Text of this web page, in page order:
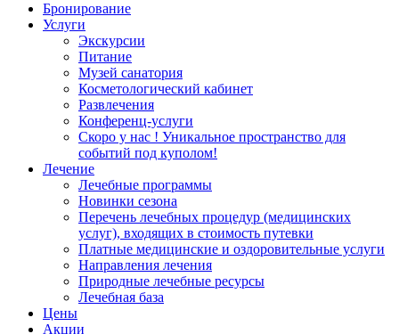
Бронирование
Услуги
Экскурсии
Питание
Музей санатория
Косметологический кабинет
Развлечения
Конференц-услуги
Скоро у нас ! Уникальное пространство для
событий под куполом!
Лечение
Лечебные программы
Новинки сезона
Перечень лечебных процедур (медицинских
услуг), входящих в стоимость путевки
Платные медицинские и оздоровительные услуги
Направления лечения
Природные лечебные ресурсы
Лечебная база
Цены
Акции